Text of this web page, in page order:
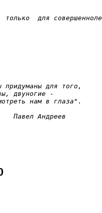
только  для
придуманы для того,
двуногие -
нам в глаза".
Павел Андреев